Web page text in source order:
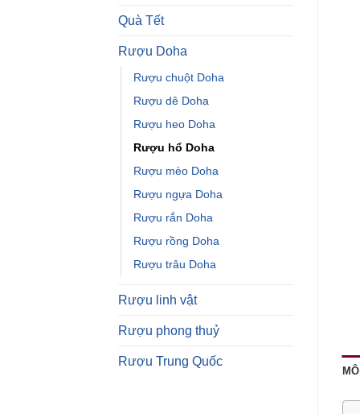
Quà Tết
Rượu Doha
Rượu chuột Doha
Rượu dê Doha
Rượu heo Doha
Rượu hổ Doha
Rượu mèo Doha
Rượu ngựa Doha
Rượu rắn Doha
Rượu rồng Doha
Rượu trâu Doha
Rượu linh vật
Rượu phong thuỷ
Rượu Trung Quốc